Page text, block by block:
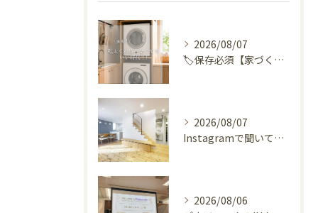
2026/08/07
🏷️保存必須【家づくりの選択肢】が、またひとつ増えました🏡✨
2026/08/07
Instagramで聞いてみました！みんなの夏のお家事情
2026/08/06